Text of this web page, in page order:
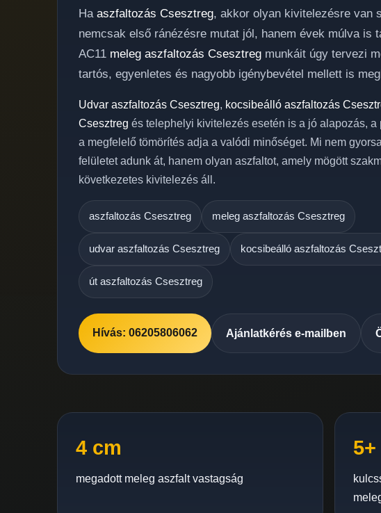
Ha aszfaltozás Csesztreg, akkor olyan kivitelezésre van
nemcsak első ránézésre mutat jól, hanem évek múlva is
AC11 meleg aszfaltozás Csesztreg munkáit úgy tervezi
tartós, egyenletes és nagyobb igénybevétel mellett is
Udvar aszfaltozás Csesztreg, kocsibeálló aszfaltozás
Csesztreg és telephelyi kivitelezés esetén is a jó alapozás, a
a megfelelő tömörítés adja a valódi minőséget. Mi nem
felületet adunk át, hanem olyan aszfaltot, amely mögött
következetes kivitelezés áll.
aszfaltozás Csesztreg meleg aszfaltozás Csesztreg
udvar aszfaltozás Csesztreg kocsibeálló aszfaltozás
út aszfaltozás Csesztreg
Hívás: 06205806062 Ajánlatkérés e-mailben
4 cm
megadott meleg aszfalt vastagság
5+